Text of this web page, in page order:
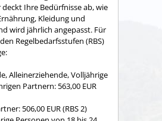
deckt Ihre Bedürfnisse ab, wie
Kleidung und
wird jährlich angepasst. Für
Regelbedarfsstufen (RBS)
Alleinerziehende, Volljährige
Partnern: 563,00 EUR
506,00 EUR (RBS 2)